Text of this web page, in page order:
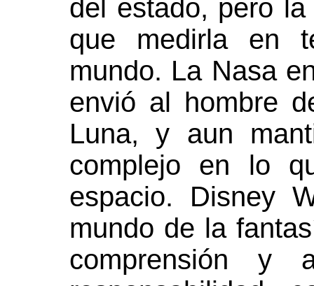
del estado, pero
que medirla en
mundo. La Nasa
envió al hombre
Luna, y aun
complejo en lo
espacio. Disney
mundo de la
comprensión y